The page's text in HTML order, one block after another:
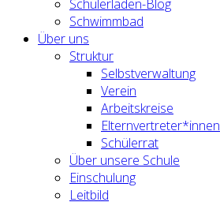
Schülerladen-Blog
Schwimmbad
Über uns
Struktur
Selbstverwaltung
Verein
Arbeitskreise
Elternvertreter*innen
Schülerrat
Über unsere Schule
Einschulung
Leitbild